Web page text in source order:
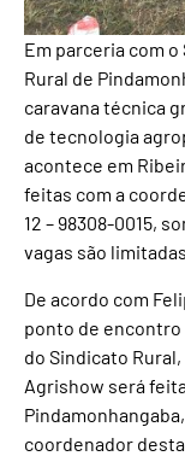
Em parceria com o
Rural de
caravana técnica
de tecnologia
acontece em
feitas com a
12 – 98308-0015,
vagas são
De acordo com
ponto de encontro
do Sindicato Rural,
Agrishow será
coordenador